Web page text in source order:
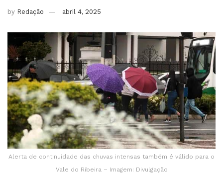
by Redação abril 4, 2025
Alerta de continuidade das chuvas intensas também é válido para o
Vale do Ribeira – Imagem: Divulgação